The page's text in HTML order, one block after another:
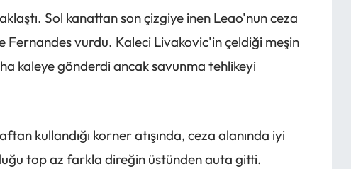
Sol kanattan son çizgiye inen Leao'nun ceza
Fernandes vurdu. Kaleci Livakovic'in çeldiği meşin
kaleye gönderdi ancak savunma tehlikeyi
kullandığı korner atışında, ceza alanında iyi
top az farkla direğin üstünden auta gitti.